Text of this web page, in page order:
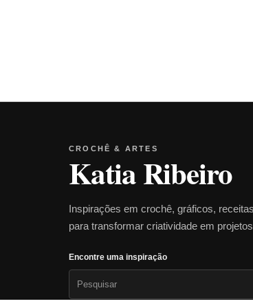
CROCHÊ & ARTES
Katia Ribeiro
Inspirações em crochê, gráficos,
para transformar criatividade em
Encontre uma inspiração